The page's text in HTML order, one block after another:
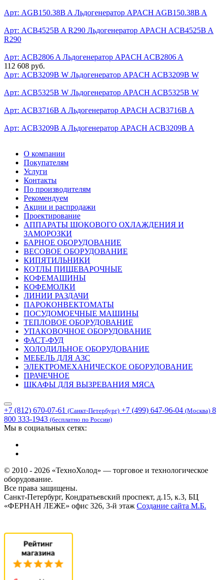
Арт: AGB150.38B A Льдогенератор APACH AGB150.38B A
Арт: ACB4525B A R290 Льдогенератор APACH ACB4525B A
R290
Арт: ACB2806 A Льдогенератор APACH ACB2806 A
112 608 руб.
Арт: ACB3209B W Льдогенератор APACH ACB3209B W
Арт: ACB5325B W Льдогенератор APACH ACB5325B W
Арт: ACB3716B A Льдогенератор APACH ACB3716B A
Арт: ACB3209B A Льдогенератор APACH ACB3209B A
О компании
Покупателям
Услуги
Контакты
По производителям
Рекомендуем
Акции и распродажи
Проектирование
АППАРАТЫ ШОКОВОГО ОХЛАЖДЕНИЯ И
ЗАМОРОЗКИ
БАРНОЕ ОБОРУДОВАНИЕ
ВЕСОВОЕ ОБОРУДОВАНИЕ
КИПЯТИЛЬНИКИ
КОТЛЫ ПИЩЕВАРОЧНЫЕ
КОФЕМАШИНЫ
КОФЕМОЛКИ
ЛИНИИ РАЗДАЧИ
ПАРОКОНВЕКТОМАТЫ
ПОСУДОМОЕЧНЫЕ МАШИНЫ
ТЕПЛОВОЕ ОБОРУДОВАНИЕ
УПАКОВОЧНОЕ ОБОРУДОВАНИЕ
ФАСТ-ФУД
ХОЛОДИЛЬНОЕ ОБОРУДОВАНИЕ
МЕБЕЛЬ ДЛЯ АЗС
ЭЛЕКТРОМЕХАНИЧЕСКОЕ ОБОРУДОВАНИЕ
ПРАЧЕЧНОЕ
ШКАФЫ ДЛЯ ВЫЗРЕВАНИЯ МЯСА
+7 (812) 670-07-61 (Санкт-Петербург) +7 (499) 647-96-04 (Москва) 8
800 333-1943 (бесплатно по России)
Мы в социальных сетях:
© 2010 - 2026 «ТехноХолод» — торговое и технологическое
оборудование.
Все права защищены.
Санкт-Петербург, Кондратьевский проспект, д.15, к.3, БЦ
«ФЕРНАН ЛЕЖЕ» офис 326, 3-й этаж Создание сайта М.Б.